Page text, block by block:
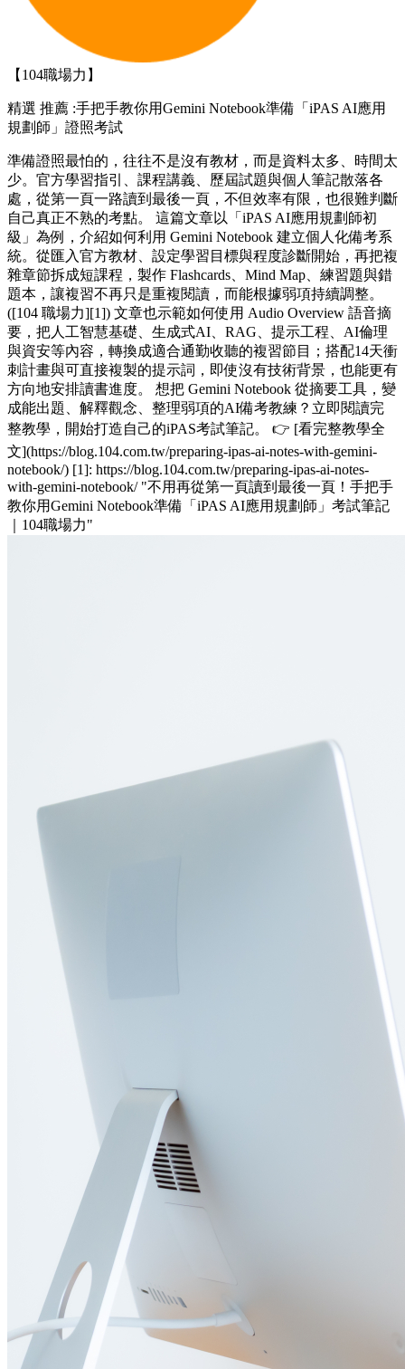
【104職場力】
精選 推薦 :手把手教你用Gemini Notebook準備「iPAS AI應用
規劃師」證照考試
準備證照最怕的，往往不是沒有教材，而是資料太多、時間太
少。官方學習指引、課程講義、歷屆試題與個人筆記散落各
處，從第一頁一路讀到最後一頁，不但效率有限，也很難判斷
自己真正不熟的考點。 這篇文章以「iPAS AI應用規劃師初
級」為例，介紹如何利用 Gemini Notebook 建立個人化備考系
統。從匯入官方教材、設定學習目標與程度診斷開始，再把複
雜章節拆成短課程，製作 Flashcards、Mind Map、練習題與錯
題本，讓複習不再只是重複閱讀，而能根據弱項持續調整。
([104 職場力][1]) 文章也示範如何使用 Audio Overview 語音摘
要，把人工智慧基礎、生成式AI、RAG、提示工程、AI倫理
與資安等內容，轉換成適合通勤收聽的複習節目；搭配14天衝
刺計畫與可直接複製的提示詞，即使沒有技術背景，也能更有
方向地安排讀書進度。 想把 Gemini Notebook 從摘要工具，變
成能出題、解釋觀念、整理弱項的AI備考教練？立即閱讀完
整教學，開始打造自己的iPAS考試筆記。 👉 [看完整教學全
文](https://blog.104.com.tw/preparing-ipas-ai-notes-with-gemini-
notebook/) [1]: https://blog.104.com.tw/preparing-ipas-ai-notes-
with-gemini-notebook/ "不用再從第一頁讀到最後一頁！手把手
教你用Gemini Notebook準備「iPAS AI應用規劃師」考試筆記
｜104職場力"